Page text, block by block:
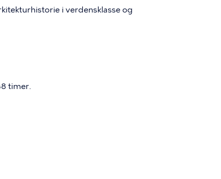
i verdensklasse og
timer.